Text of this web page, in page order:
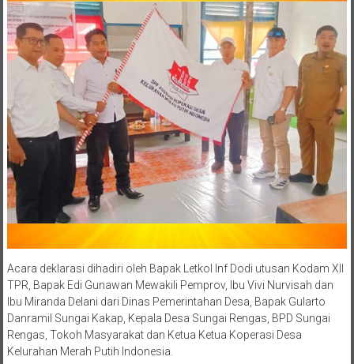
Acara deklarasi dihadiri oleh Bapak Letkol Inf Dodi utusan Kodam XII
TPR, Bapak Edi Gunawan Mewakili Pemprov, Ibu Vivi Nurvisah dan
Ibu Miranda Delani dari Dinas Pemerintahan Desa, Bapak Gularto
Danramil Sungai Kakap, Kepala Desa Sungai Rengas, BPD Sungai
Rengas, Tokoh Masyarakat dan Ketua Ketua Koperasi Desa
Kelurahan Merah Putih Indonesia.